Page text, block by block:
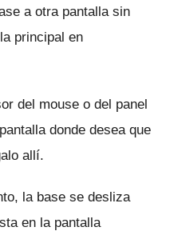
a otra pantalla sin
principal en
del mouse o del panel
donde desea que
allí.
la base se desliza
en la pantalla